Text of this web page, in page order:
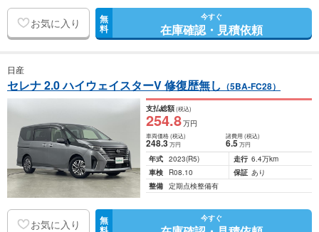
お気に入り 無
料
今すぐ
在庫確認・見積依頼
日産
セレナ 2.0 ハイウェイスターV 修復歴無し （5BA-FC28）
支払総額(税込)
254.8万円
車両価格(税込)
248.3万円
諸費用 (税込)
6.5 万円
年式 2023(R5) 走行 6.4万km
車検
R08.10 保証 あり
整備 定期点検整備有
お気に入り 無 今すぐ